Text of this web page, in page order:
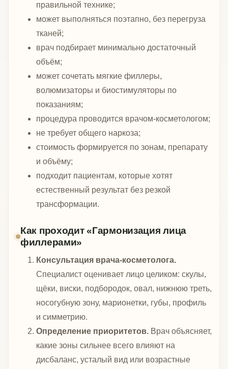
правильной технике;
может выполняться поэтапно, без перегруза
тканей;
врач подбирает минимально достаточный
объём;
может сочетать мягкие филлеры,
волюмизаторы и биостимуляторы по
показаниям;
процедура проводится врачом-косметологом;
не требует общего наркоза;
стоимость формируется по зонам, препарату
и объёму;
подходит пациентам, которые хотят
естественный результат без резкой
трансформации.
Как проходит «Гармонизация лица
филлерами»
Консультация врача-косметолога.
Специалист оценивает лицо целиком: скулы,
щёки, виски, подбородок, овал, нижнюю треть,
носогубную зону, марионетки, губы, профиль
и симметрию.
Определение приоритетов. Врач объясняет,
какие зоны сильнее всего влияют на
дисбаланс, усталый вид или возрастные